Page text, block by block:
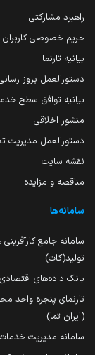
راهبرد مشارکتی
حریم خصوصی کاربران
بیانیه تارنما
دستورالعمل بروز
بیانیه توافق سطح
منشور اخلاقی
دستورالعمل مدیریت
نقشه سایت
مناقصه و مزایده
سامانه‌ها
سامانه جامع
تولید(کات)
بانک داده‌های
تارنمای پنجره واحد
(ایران تما)
سامانه مدیریت